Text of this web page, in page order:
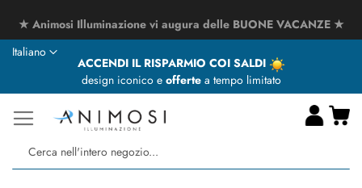
★ Animosi Illuminazione vi augura delle BUONE VACANZE ★
ACCENDI IL RISPARMIO COI SALDI
design iconico e offertea tempo limitato
Lingua
Italiano